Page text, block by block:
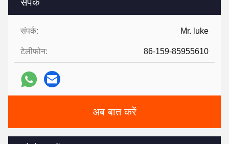
संपर्क: Mr. luke
टेलीफोन: 86-159-85955610
अब बात करें